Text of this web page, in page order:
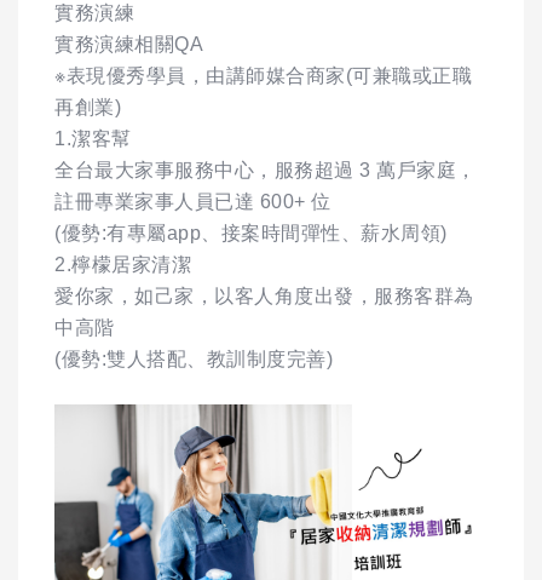
實務演練
實務演練相關QA
※表現優秀學員，由講師媒合商家(可兼職或正職
再創業)
1.潔客幫
全台最大家事服務中心，服務超過 3 萬戶家庭，
註冊專業家事人員已達 600+ 位
(優勢:有專屬app、接案時間彈性、薪水周領)
2.檸檬居家清潔
愛你家，如己家，以客人角度出發，服務客群為
中高階
(優勢:雙人搭配、教訓制度完善)